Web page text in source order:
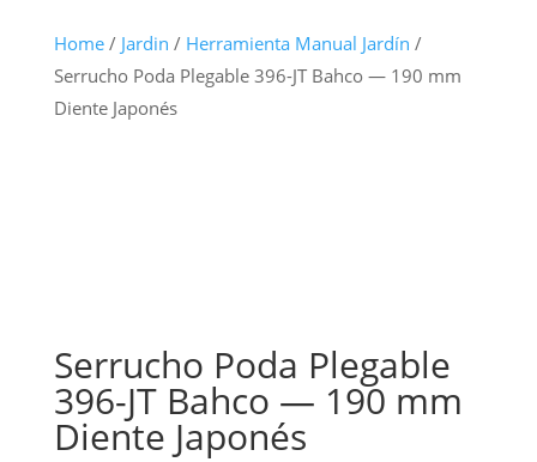
Home/ Jardin / Herramienta Manual Jardín /
Serrucho Poda Plegable 396-JT Bahco — 190 mm
Diente Japonés
Serrucho Poda Plegable
396-JT Bahco — 190 mm
Diente Japonés